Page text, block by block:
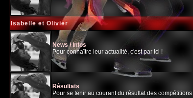
Isabelle et Olivier
News / Infos
Pour connaître leur actualité, c'est par ici !
Résultats
Pour se tenir au courant du résultat des compétitions